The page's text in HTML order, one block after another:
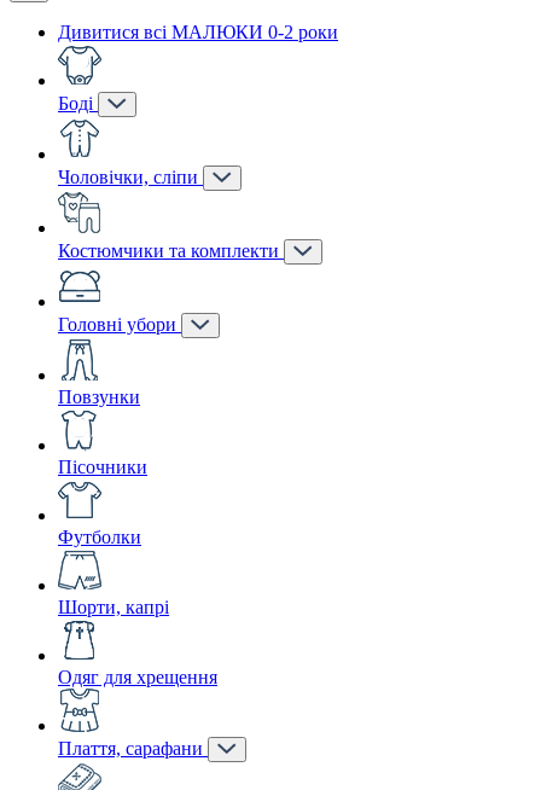
Дивитися всі МАЛЮКИ 0-2 роки
Боді
Чоловічки, сліпи
Костюмчики та комплекти
Головні убори
Повзунки
Пісочники
Футболки
Шорти, капрі
Одяг для хрещення
Плаття, сарафани